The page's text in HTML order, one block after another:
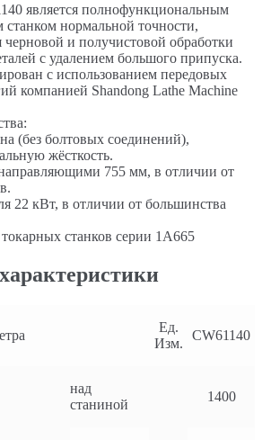
является полнофункциональным
нормальной точности,
и получистовой обработки
с удалением большого припуска.
с использованием передовых
компанией Shandong Lathe Machine
(без болтовых соединений),
жёсткость.
755 мм, в отличии от
22 кВт, в отличии от большинства
станков серии 1А665
Ед.
Изм.
CW61140
над
станиной
1400